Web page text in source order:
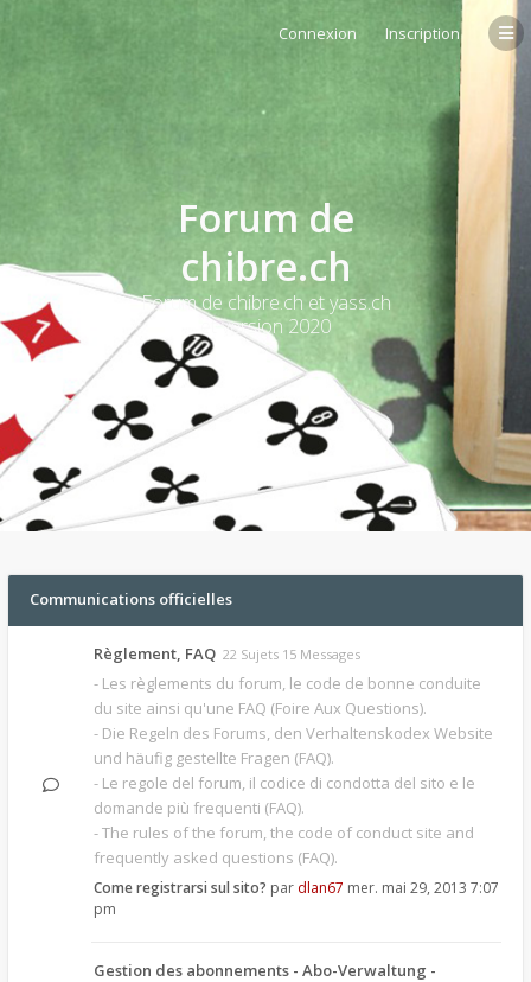
Connexion Inscription
Forum de
chibre.ch
Forum de chibre.ch et yass.ch
et version 2020
Communications officielles
Règlement, FAQ 22 Sujets 15 Messages
- Les règlements du forum, le code de bonne conduite
du site ainsi qu'une FAQ (Foire Aux Questions).
- Die Regeln des Forums, den Verhaltenskodex Website
und häufig gestellte Fragen (FAQ).
- Le regole del forum, il codice di condotta del sito e le
domande più frequenti (FAQ).
- The rules of the forum, the code of conduct site and
frequently asked questions (FAQ).
Come registrarsi sul sito? par dlan67 mer. mai 29, 2013 7:07
pm
Gestion des abonnements - Abo-Verwaltung -